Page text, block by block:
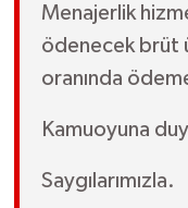
Menajerlik
ödenecek brüt
oranında
Kamuoyuna
Saygılarımızla.